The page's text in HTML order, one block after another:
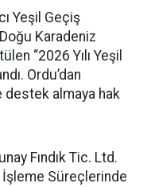
Yeşil Geçiş
Karadeniz
“2026 Yılı Yeşil
Ordu’dan
almaya hak
Fındık Tic. Ltd.
İşleme Süreçlerinde